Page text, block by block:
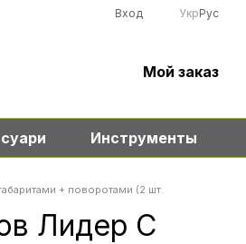
Вход УкрРус
Мой заказ
Инструменты
+ поворотами (2 шт.
Лидер C